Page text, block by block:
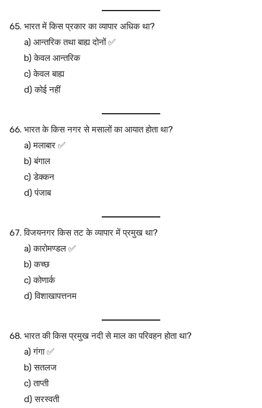
भारत में किस प्रकार का व्यापार अधिक था?
a) आन्तरिक तथा बाह्य दोनों ✅
b) केवल आन्तरिक
c) केवल बाह्य
d) कोई नहीं
भारत के किस नगर से मसालों का आयात होता था?
a) मलाबार ✅
b) बंगाल
c) डेक्कन
d) पंजाब
विजयनगर किस तट के व्यापार में प्रमुख था?
a) कारोमण्डल ✅
b) कच्छ
c) कोणार्क
d) विशाखापत्तनम
भारत की किस प्रमुख नदी से माल का परिवहन होता था?
a) गंगा ✅
b) सतलज
c) ताप्ती
d) सरस्वती